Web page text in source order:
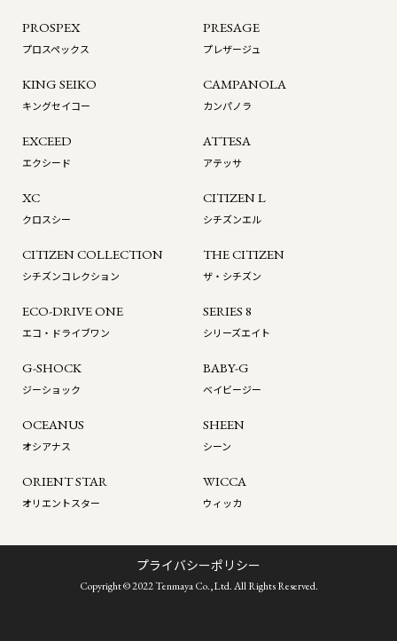
PROSPEX
プロスペックス
PRESAGE
プレザージュ
KING SEIKO
キングセイコー
CAMPANOLA
カンパノラ
EXCEED
エクシード
ATTESA
アテッサ
XC
クロスシー
CITIZEN L
シチズンエル
CITIZEN COLLECTION
シチズンコレクション
THE CITIZEN
ザ・シチズン
ECO-DRIVE ONE
エコ・ドライブワン
SERIES 8
シリーズエイト
G-SHOCK
ジーショック
BABY-G
ベイビージー
OCEANUS
オシアナス
SHEEN
シーン
ORIENT STAR
オリエントスター
WICCA
ウィッカ
プライバシーポリシー
Copyright © 2022 Tenmaya Co.,Ltd. All Rights Reserved.